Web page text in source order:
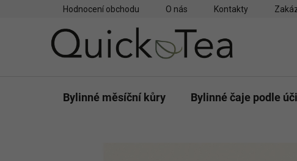
Hodnocení obchodu O nás Kontakty
Bylinné měsíční kůry Bylinné čaje podle